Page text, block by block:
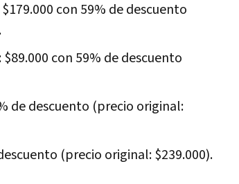
$179.000 con 59% de descuento
: $89.000 con 59% de descuento
de descuento (precio original:
(precio original: $239.000).